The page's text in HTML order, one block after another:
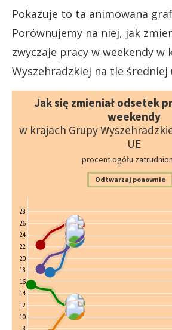
Pokazuje to ta animowana
Porównujemy na niej, jak
zwyczaje pracy w weekendy w
Wyszehradzkiej na tle średniej